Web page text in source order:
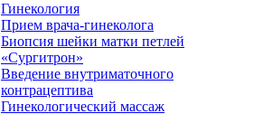
Гинекология
Прием врача-гинеколога
Биопсия шейки матки петлей
«Сургитрон»
Введение внутриматочного
контрацептива
Гинекологический массаж